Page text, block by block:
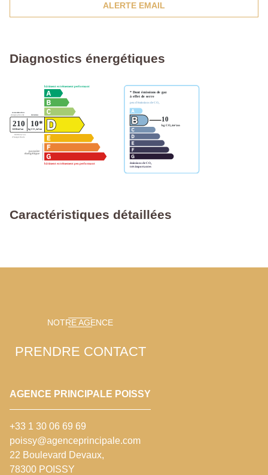
ALERTE EMAIL
Diagnostics énergétiques
Caractéristiques détaillées
NOTRE AGENCE
PRENDRE CONTACT
AGENCE PRINCIPALE POISSY
+33 1 30 06 69 69
poissy@agenceprincipale.com
22 Boulevard Devaux,
78300 POISSY